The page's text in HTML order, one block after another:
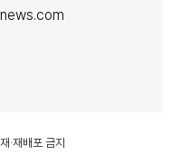
·재배포 금지